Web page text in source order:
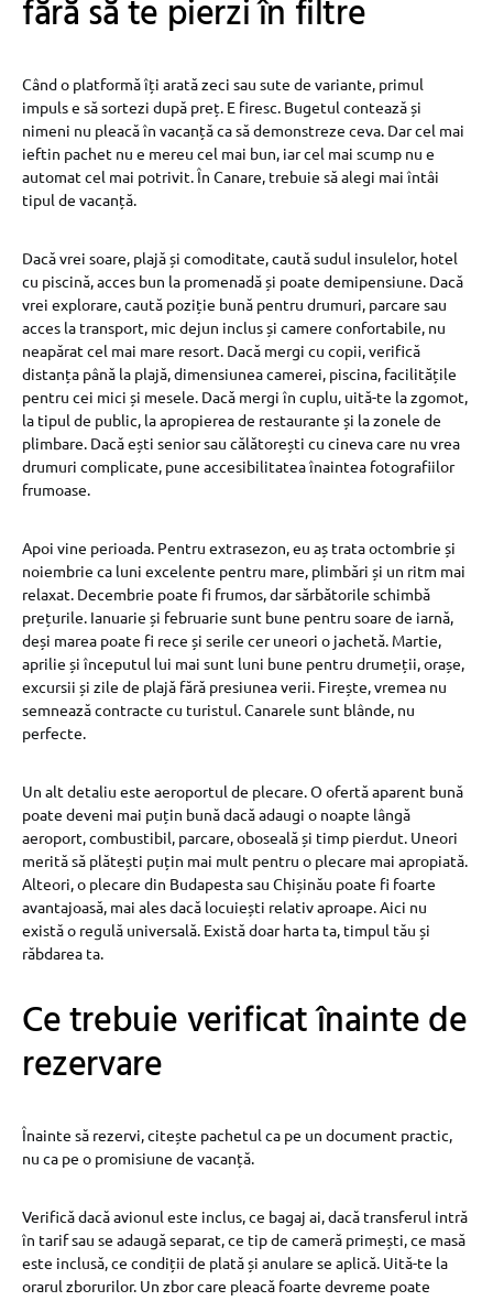
fără să te pierzi în filtre
Când o platformă îți arată zeci sau sute de variante, primul
impuls e să sortezi după preț. E firesc. Bugetul contează și
nimeni nu pleacă în vacanță ca să demonstreze ceva. Dar cel mai
ieftin pachet nu e mereu cel mai bun, iar cel mai scump nu e
automat cel mai potrivit. În Canare, trebuie să alegi mai întâi
tipul de vacanță.
Dacă vrei soare, plajă și comoditate, caută sudul insulelor, hotel
cu piscină, acces bun la promenadă și poate demipensiune. Dacă
vrei explorare, caută poziție bună pentru drumuri, parcare sau
acces la transport, mic dejun inclus și camere confortabile, nu
neapărat cel mai mare resort. Dacă mergi cu copii, verifică
distanța până la plajă, dimensiunea camerei, piscina, facilitățile
pentru cei mici și mesele. Dacă mergi în cuplu, uită-te la zgomot,
la tipul de public, la apropierea de restaurante și la zonele de
plimbare. Dacă ești senior sau călătorești cu cineva care nu vrea
drumuri complicate, pune accesibilitatea înaintea fotografiilor
frumoase.
Apoi vine perioada. Pentru extrasezon, eu aș trata octombrie și
noiembrie ca luni excelente pentru mare, plimbări și un ritm mai
relaxat. Decembrie poate fi frumos, dar sărbătorile schimbă
prețurile. Ianuarie și februarie sunt bune pentru soare de iarnă,
deși marea poate fi rece și serile cer uneori o jachetă. Martie,
aprilie și începutul lui mai sunt luni bune pentru drumeții, orașe,
excursii și zile de plajă fără presiunea verii. Firește, vremea nu
semnează contracte cu turistul. Canarele sunt blânde, nu
perfecte.
Un alt detaliu este aeroportul de plecare. O ofertă aparent bună
poate deveni mai puțin bună dacă adaugi o noapte lângă
aeroport, combustibil, parcare, oboseală și timp pierdut. Uneori
merită să plătești puțin mai mult pentru o plecare mai apropiată.
Alteori, o plecare din Budapesta sau Chișinău poate fi foarte
avantajoasă, mai ales dacă locuiești relativ aproape. Aici nu
există o regulă universală. Există doar harta ta, timpul tău și
răbdarea ta.
Ce trebuie verificat înainte de
rezervare
Înainte să rezervi, citește pachetul ca pe un document practic,
nu ca pe o promisiune de vacanță.
Verifică dacă avionul este inclus, ce bagaj ai, dacă transferul intră
în tarif sau se adaugă separat, ce tip de cameră primești, ce masă
este inclusă, ce condiții de plată și anulare se aplică. Uită-te la
orarul zborurilor. Un zbor care pleacă foarte devreme poate